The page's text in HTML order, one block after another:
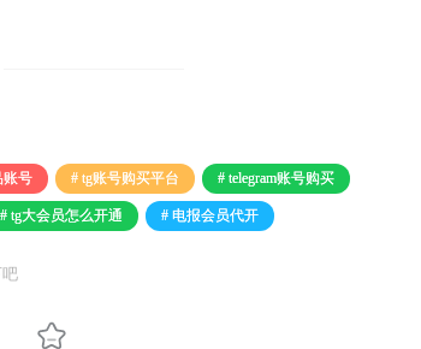
账号 # tg账号购买平台 # telegram账号购买
# tg大会员怎么开通 # 电报会员代开